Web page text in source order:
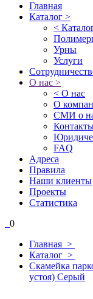
Главная
Каталог >
<
Урны
Услуги
О нас >
< О нас
О
СМИ о
FAQ
Адреса
Правила
Наши клиенты
Проекты
Статистика
0
Главная >
Каталог >
Скамейка
устоя) Серый